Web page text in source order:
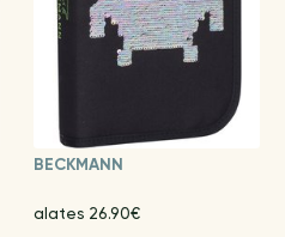
BECKMANN
alates 26.90€